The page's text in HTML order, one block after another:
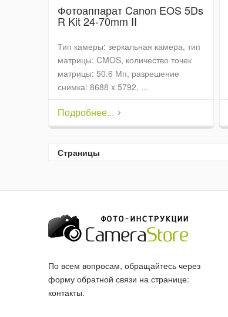
Фотоаппарат Canon EOS 5Ds
R Kit 24-70mm II
Тип камеры: зеркальная камера, тип
матрицы: CMOS, количество точек
матрицы: 50.6 Мп, разрешение
снимка: 8688 x 5792, ...
Подробнее...
Страницы
По всем вопросам, обращайтесь через
форму обратной связи на странице:
контакты.